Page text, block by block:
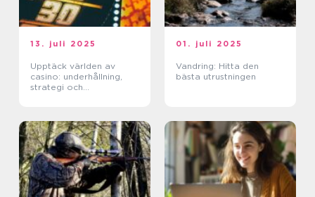
13. juli 2025
Upptäck världen av
casino: underhållning,
strategi och
01. juli 2025
Vandring: Hitta den
bästa utrustningen